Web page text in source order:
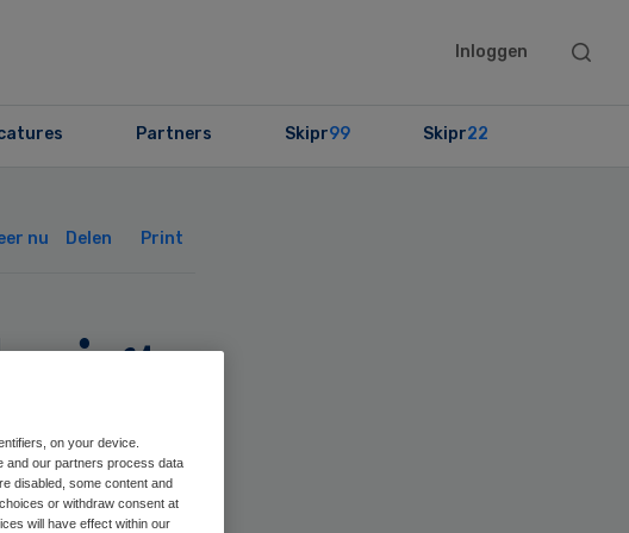
Inloggen
Search
Partners Skipr99 Skipr22
nu Delen Print
on your device.
and our partners process data
disabled, some content and
or withdraw consent at
will have effect within our